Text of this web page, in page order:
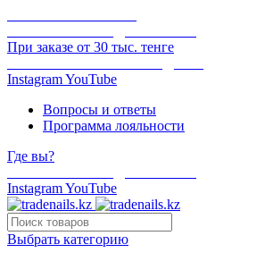
При заказе от 30 тыс. тенге
InstagramYouTube
Вопросы и ответы
Программа лояльности
Где вы?
InstagramYouTube
Выбрать категорию